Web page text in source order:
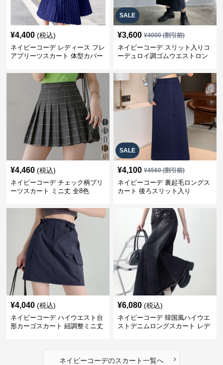
¥4,400 (税込)
ネイビーコーデ レディース フレ
アプリーツスカート 体型カバー
ト
SALE
¥3,600 ¥4000(割引前)
ネイビーコーデ スリット入りコ
ーデュロイ調ゴムウエストロン
¥4,460 (税込)
ネイビーコーデ チェック柄プリ
ーツスカート ミニ丈 全8色
SALE
¥4,100 ¥4560(割引前)
ネイビーコーデ 裏起毛ロングス
カート 後ろスリット入り
¥4,040 (税込)
ネイビーコーデ ハイウエスト台
形カーゴスカート 紐調整ミニ丈
¥6,080 (税込)
ネイビーコーデ 韓国風ハイウエ
ストデニムロングスカート レデ
ネイビーコーデのスカート一覧へ ›